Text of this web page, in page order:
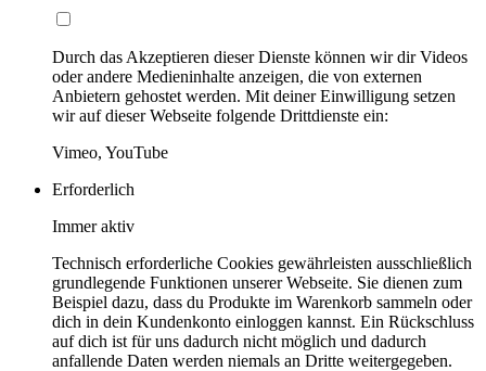
Durch das Akzeptieren dieser Dienste können wir dir Videos
oder andere Medieninhalte anzeigen, die von externen
Anbietern gehostet werden. Mit deiner Einwilligung setzen
wir auf dieser Webseite folgende Drittdienste ein:
Vimeo, YouTube
Erforderlich
Immer aktiv
Technisch erforderliche Cookies gewährleisten ausschließlich
grundlegende Funktionen unserer Webseite. Sie dienen zum
Beispiel dazu, dass du Produkte im Warenkorb sammeln oder
dich in dein Kundenkonto einloggen kannst. Ein Rückschluss
auf dich ist für uns dadurch nicht möglich und dadurch
anfallende Daten werden niemals an Dritte weitergegeben.